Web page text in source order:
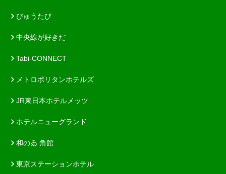
びゅうたび
中央線が好きだ
Tabi-CONNECT
メトロポリタンホテルズ
JR東日本ホテルメッツ
ホテルニューグランド
和のゐ 角館
東京ステーションホテル